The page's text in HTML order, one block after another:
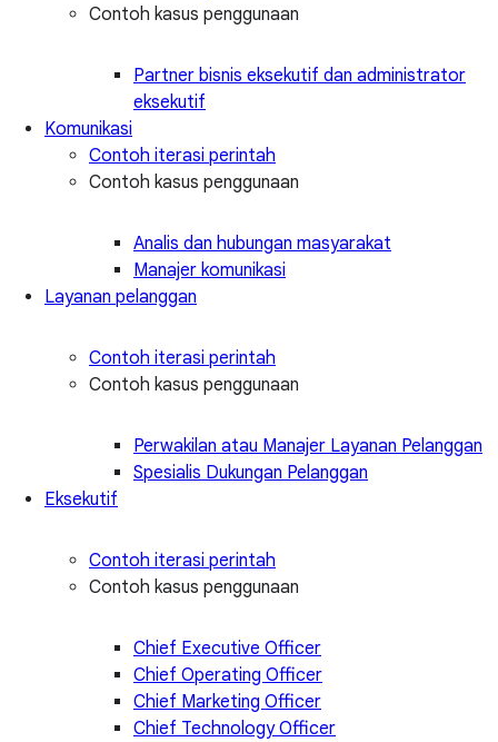
Contoh kasus penggunaan
Partner bisnis eksekutif dan administrator
eksekutif
Komunikasi
Contoh iterasi perintah
Contoh kasus penggunaan
Analis dan hubungan masyarakat
Manajer komunikasi
Layanan pelanggan
Contoh iterasi perintah
Contoh kasus penggunaan
Perwakilan atau Manajer Layanan Pelanggan
Spesialis Dukungan Pelanggan
Eksekutif
Contoh iterasi perintah
Contoh kasus penggunaan
Chief Executive Officer
Chief Operating Officer
Chief Marketing Officer
Chief Technology Officer